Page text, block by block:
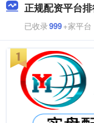
正规配资平台
已收录999+家平台